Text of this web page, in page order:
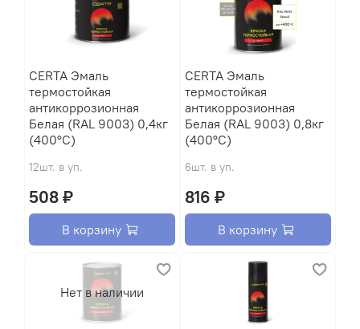
CERTA Эмаль
термостойкая
антикоррозионная
Белая (RAL 9003) 0,4кг
(400°С)
12шт. в уп.
508 ₽
В корзину
CERTA Эмаль
термостойкая
антикоррозионная
Белая (RAL 9003) 0,8кг
(400°С)
6шт. в уп.
816 ₽
В корзину
Нет в наличии